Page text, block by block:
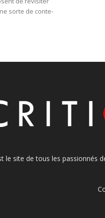
sorte de conte-
le site de tous les passionnés